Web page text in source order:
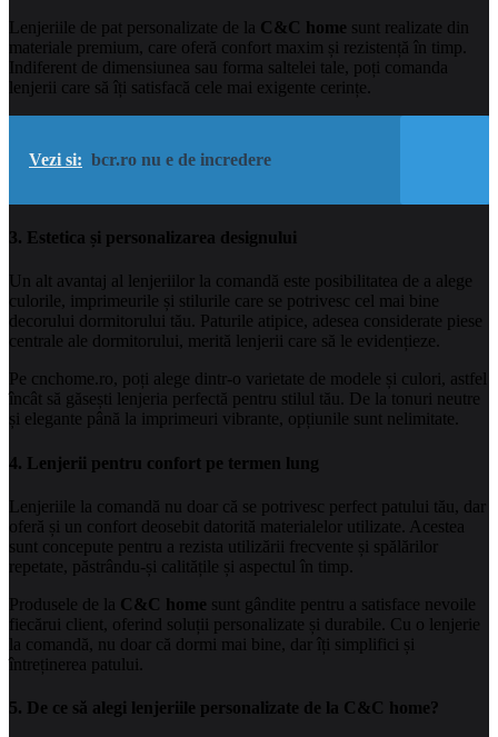
Lenjeriile de pat personalizate de la C&C home sunt realizate din
materiale premium, care oferă confort maxim și rezistență în timp.
Indiferent de dimensiunea sau forma saltelei tale, poți comanda
lenjerii care să îți satisfacă cele mai exigente cerințe.
Vezi si: bcr.ro nu e de incredere
3. Estetica și personalizarea designului
Un alt avantaj al lenjeriilor la comandă este posibilitatea de a alege
culorile, imprimeurile și stilurile care se potrivesc cel mai bine
decorului dormitorului tău. Paturile atipice, adesea considerate piese
centrale ale dormitorului, merită lenjerii care să le evidențieze.
Pe cnchome.ro, poți alege dintr-o varietate de modele și culori, astfel
încât să găsești lenjeria perfectă pentru stilul tău. De la tonuri neutre
și elegante până la imprimeuri vibrante, opțiunile sunt nelimitate.
4. Lenjerii pentru confort pe termen lung
Lenjeriile la comandă nu doar că se potrivesc perfect patului tău, dar
oferă și un confort deosebit datorită materialelor utilizate. Acestea
sunt concepute pentru a rezista utilizării frecvente și spălărilor
repetate, păstrându-și calitățile și aspectul în timp.
Produsele de la C&C home sunt gândite pentru a satisface nevoile
fiecărui client, oferind soluții personalizate și durabile. Cu o lenjerie
la comandă, nu doar că dormi mai bine, dar îți simplifici și
întreținerea patului.
5. De ce să alegi lenjeriile personalizate de la C&C home?